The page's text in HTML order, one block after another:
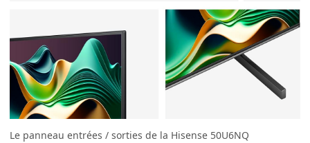
Le panneau entrées / sorties de la Hisense 50U6NQ